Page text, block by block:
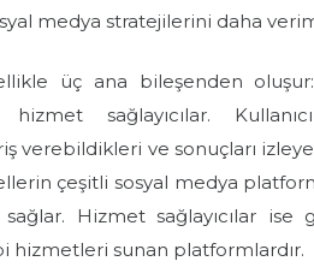
medya stratejilerini daha
üç ana bileşenden
sağlayıcılar.
verebildikleri ve sonuçları
çeşitli sosyal medya
Hizmet sağlayıcılar
hizmetleri sunan platformlardır.